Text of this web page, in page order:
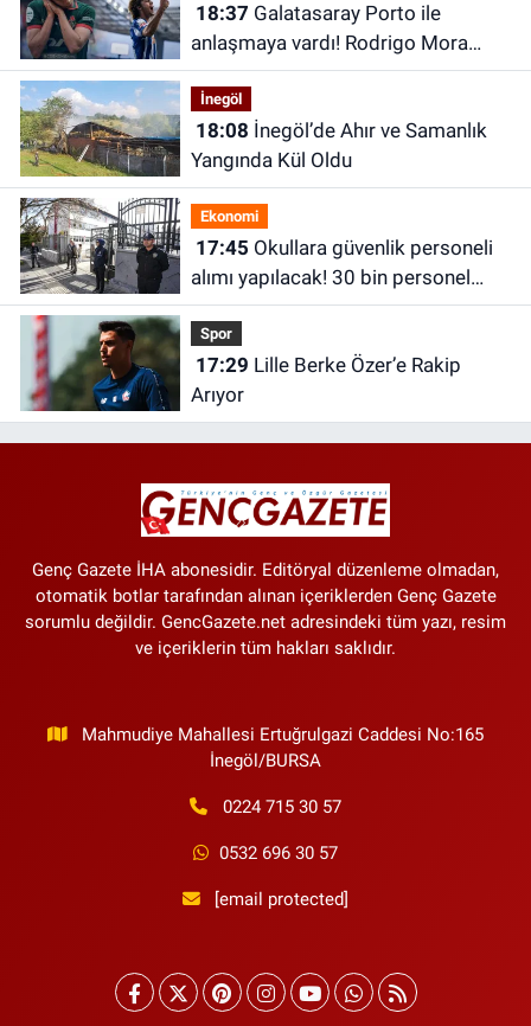
18:37
anlaşmaya vardı! Rodrigo Mora
transferi canlı yayında açıklandı
İnegöl
18:08
Yangında Kül Oldu
Ekonomi
17:45
alımı yapılacak! 30 bin personel
alınacak
Spor
17:29
Arıyor
Genç Gazete İHA abonesidir. Editöryal düzenleme olmadan,
otomatik botlar tarafından alınan içeriklerden Genç Gazete
sorumlu değildir. GencGazete.net adresindeki tüm yazı, resim
ve içeriklerin tüm hakları saklıdır.
Mahmudiye Mahallesi Ertuğrulgazi Caddesi No:165
İnegöl/BURSA
0224 715 30 57
0532 696 30 57
[email protected]